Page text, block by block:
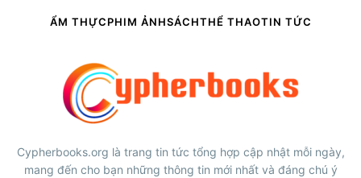
ẨM THỰCPHIM ẢNHSÁCHTHỂ THAOTIN TỨC
Cypherbooks.org là trang tin tức tổng hợp cập nhật mỗi ngày,
mang đến cho bạn những thông tin mới nhất và đáng chú ý